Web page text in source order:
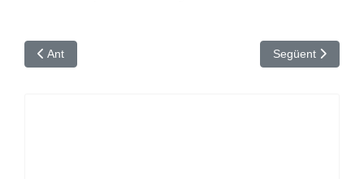
Article anterior: Beget rep cobertura mòbil per primer cop:
Ant Article següent:
Següent